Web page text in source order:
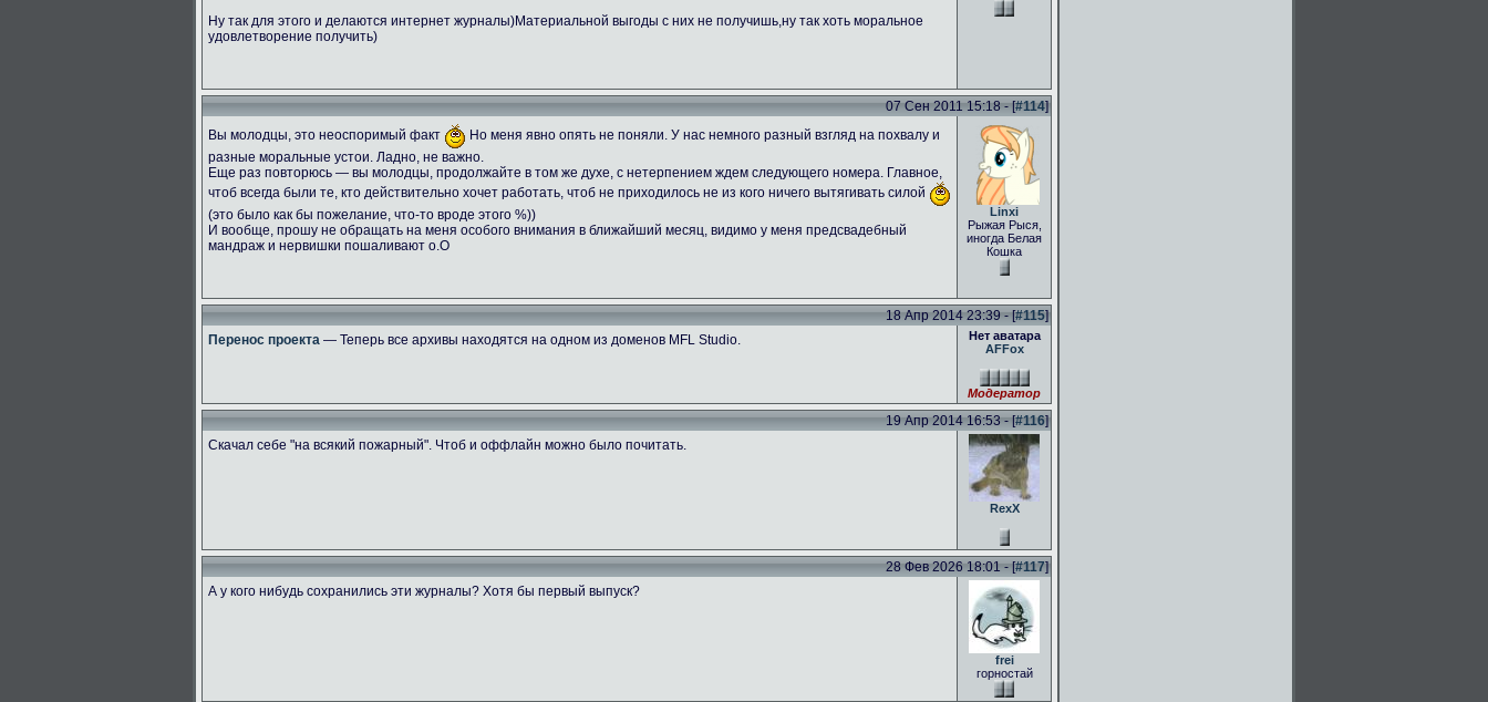
Ну так для этого и делаются интернет журналы)Материальной выгоды с них не получишь,ну так хоть моральное
удовлетворение получить)
07 Сен 2011 15:18 - [#114]
Вы молодцы, это неоспоримый факт
Но меня явно опять не поняли. У нас немного разный взгляд на похвалу и
разные моральные устои. Ладно, не важно.
Еще раз повторюсь — вы молодцы, продолжайте в том же духе, с нетерпением ждем следующего номера. Главное,
чтоб всегда были те, кто действительно хочет работать, чтоб не приходилось не из кого ничего вытягивать силой
(это было как бы пожелание, что-то вроде этого %))
И вообще, прошу не обращать на меня особого внимания в ближайший месяц, видимо у меня предсвадебный
мандраж и нервишки пошаливают о.О
Linxi
Рыжая Рыся,
иногда Белая
Кошка
18 Апр 2014 23:39 - [#115]
Перенос проекта — Теперь все архивы находятся на одном из доменов MFL Studio.
Нет аватара
AFFox
Модератор
19 Апр 2014 16:53 - [#116]
Скачал себе "на всякий пожарный". Чтоб и оффлайн можно было почитать.
RexX
28 Фев 2026 18:01 - [#117]
А у кого нибудь сохранились эти журналы? Хотя бы первый выпуск?
frei
горностай